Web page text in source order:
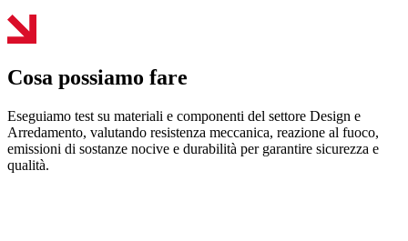
Cosa possiamo fare
Eseguiamo test su materiali e componenti del settore Design e
Arredamento, valutando resistenza meccanica, reazione al fuoco,
emissioni di sostanze nocive e durabilità per garantire sicurezza e
qualità.